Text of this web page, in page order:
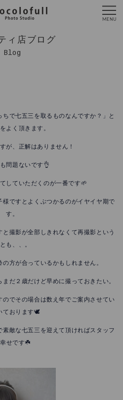
ィ店ブログ
Blog
で七五三を取るものなんですか？」と
よく頂きます。
が、正解はありません！
問題ないです👌
していただくのが一番です🌱
ですとよくぶつかるのがイヤイヤ期で
す。
撮影が全部しきれなくて再撮影という
も、、。
方が合っているかもしれません。
だ２歳だけど早めに撮っておきたい。
のでその場合は数え年でご案内させてい
ております🕊️
敵な七五三を迎えて頂ければスタッフ
幸せです☘️